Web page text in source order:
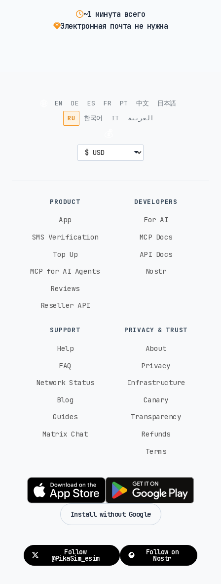
~1 минута всего
Электронная почта не нужна
EN DE ES FR PT 中文
日本語
RU
한국어 IT العربية
PRODUCT
App
SMS Verification
Top Up
MCP for AI Agents
Reviews
Reseller API
DEVELOPERS
For AI
MCP Docs
API Docs
Nostr
SUPPORT
Help
FAQ
Network Status
Blog
Guides
Matrix Chat
PRIVACY & TRUST
About
Privacy
Infrastructure
Canary
Transparency
Refunds
Terms
Install without Google
Follow
@PikaSim_esim
Follow on
Nostr